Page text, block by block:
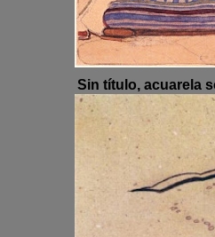
Sin título, acuarela